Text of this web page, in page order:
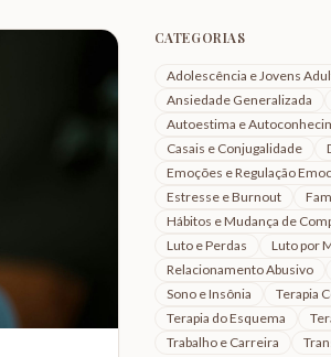
CATEGORIAS
Adolescência e Jovens
Ansiedade Generalizada
Autoestima e
Casais e Conjugalidade
Emoções e Regulação
Estresse e Burnout
Hábitos e Mudança de
Luto e Perdas
Luto por
Relacionamento Abusivo
Sono e Insônia
Terapia
Terapia do Esquema
Trabalho e Carreira